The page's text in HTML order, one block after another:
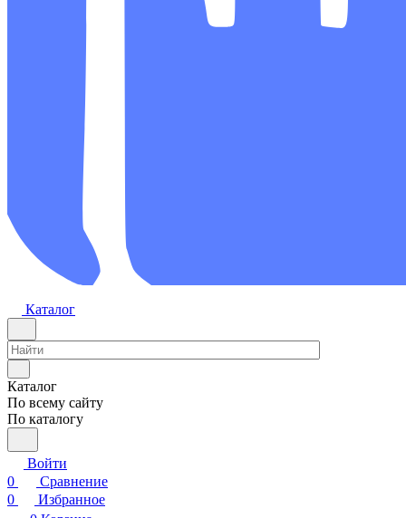
Каталог
Каталог
По всему сайту
По каталогу
Войти
0
Сравнение
0
Избранное